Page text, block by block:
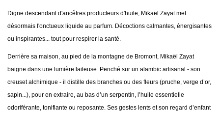
Digne descendant d'ancêtres producteurs d'huile, Mikaël Zayat met
désormais I'onctueux liquide au parfum. Décoctions calmantes, énergisantes
ou inspirantes... tout pour respirer la santé.
Derrière sa maison, au pied de la montagne de Bromont, Mikaël Zayat
baigne dans une lumière laiteuse. Penché sur un alambic artisanal - son
creuset alchimique - il distille des branches ou des fleurs (pruche, verge d’or,
sapin...), pour en extraire, au bas d’un serpentin, l’huile essentielle
odoriférante, tonifiante ou reposante. Ses gestes lents et son regard d’enfant